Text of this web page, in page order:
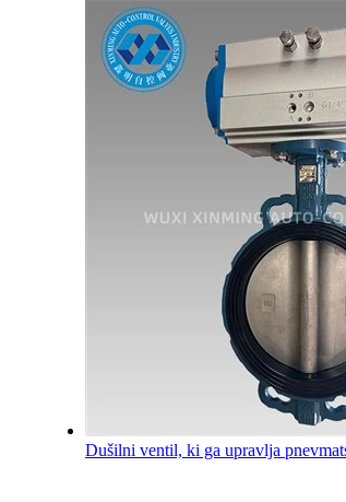
Dušilni ventil, ki ga upravlja